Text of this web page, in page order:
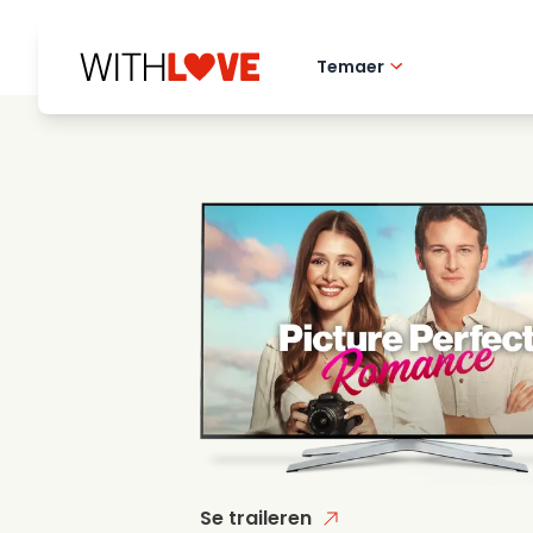
Temaer
Mysterier
Se traileren